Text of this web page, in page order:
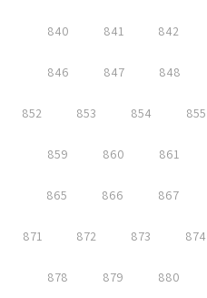
840 841 842
846 847 848
852 853 854 855
859 860 861
865 866 867
871 872 873 874
878 879 880